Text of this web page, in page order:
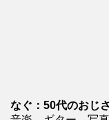
なぐ：50代のおじ